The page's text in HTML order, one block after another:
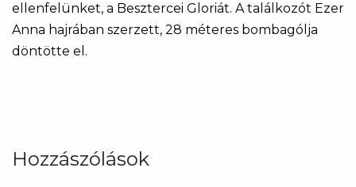
ellenfelünket, a Besztercei Gloriát. A találkozót Ezer
Anna hajrában szerzett, 28 méteres bombagólja
döntötte el.
Hozzászólások